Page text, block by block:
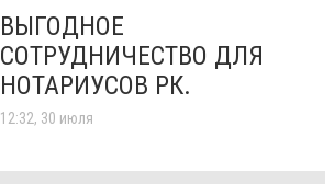
ВЫГОДНОЕ
СОТРУДНИЧЕСТВО ДЛЯ
НОТАРИУСОВ РК.
12:32, 30 июля